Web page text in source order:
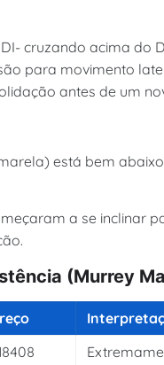
cruzando acima do
para movimento
antes de um
está bem
a se inclinar
(Murrey